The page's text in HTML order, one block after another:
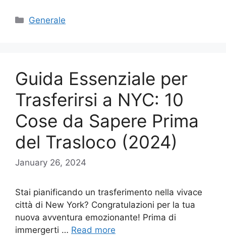
Categories
Generale
Guida Essenziale per
Trasferirsi a NYC: 10
Cose da Sapere Prima
del Trasloco (2024)
January 26, 2024
Stai pianificando un trasferimento nella vivace
città di New York? Congratulazioni per la tua
nuova avventura emozionante! Prima di
immergerti … Read more